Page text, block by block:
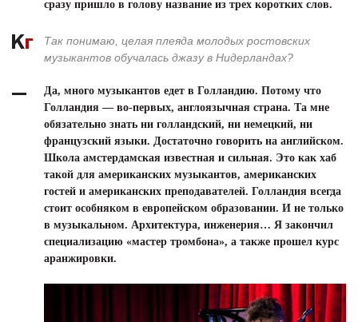
сразу пришло в голову название из трех коротких слов.
Так понимаю, целая плеяда молодых ростовских
музыкантов обучалась джазу в Нидерландах?
Да, много музыкантов едет в Голландию. Потому что
Голландия — во-первых, англоязычная страна. Та мне
обязательно знать ни голландский, ни немецкий, ни
французский языки. Достаточно говорить на английском.
Школа амстердамская известная и сильная. Это как хаб
такой для американских музыкантов, американских
гостей и американских преподавателей. Голландия всегда
стоит особняком в европейском образовании. И не только
в музыкальном. Архитектура, инженерия… Я закончил
специализацию «мастер тромбона», а также прошел курс
аранжировки.